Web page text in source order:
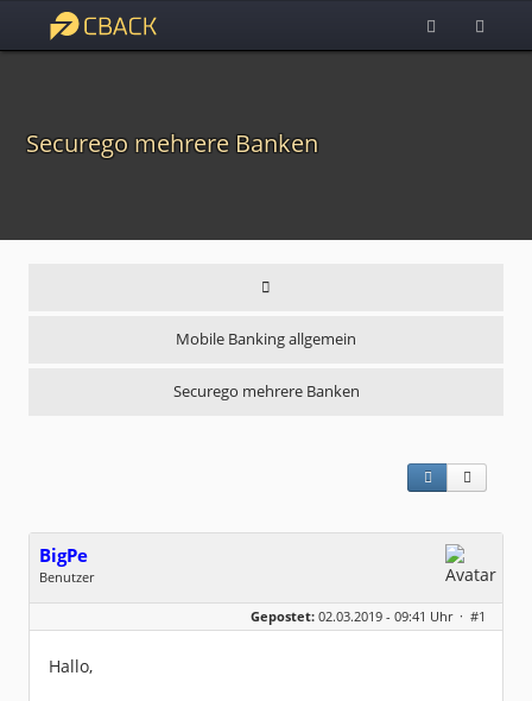
Securego mehrere Banken
Mobile Banking allgemein
Securego mehrere Banken
BigPe
Benutzer
Geschlecht:
keine Angabe
Dabei seit:
03 / 2019
Gepostet: 02.03.2019 - 09:41 Uhr · #1
Hallo,